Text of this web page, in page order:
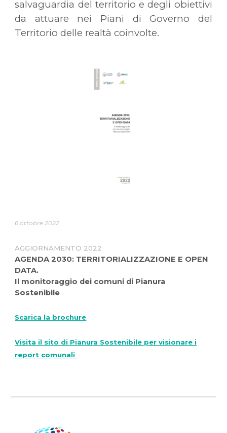
salvaguardia del territorio e degli obiettivi
da attuare nei Piani di Governo del
Territorio delle realtà coinvolte.
6 ottobre 2022
AGGIORNAMENTO 2022
AGENDA 2030: TERRITORIALIZZAZIONE E OPEN
DATA.
Il monitoraggio dei comuni di Pianura
Sostenibile
Scarica la brochure
Visita il sito di Pianura Sostenibile per visionare i
report comunali